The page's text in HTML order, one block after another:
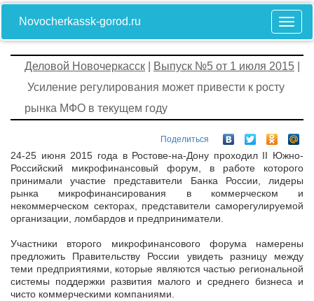
Novocherkassk-gorod.ru
Деловой Новочеркасск Выпуск №5 от 1 июля 2015
Усиление регулирования может привести к росту
рынка МФО в текущем году
Поделиться
24-25 июня 2015 года в Ростове-на-Дону проходил II Южно-
Российский микрофинансовый форум, в работе которого
принимали участие представители Банка России, лидеры
рынка микрофинансирования в коммерческом и
некоммерческом секторах, представители саморегулируемой
организации, ломбардов и предприниматели.
Участники второго микрофинансового форума намерены
предложить Правительству России увидеть разницу между
теми предприятиями, которые являются частью региональной
системы поддержки развития малого и среднего бизнеса и
чисто коммерческими компаниями.